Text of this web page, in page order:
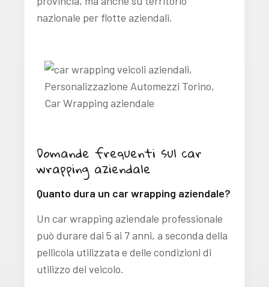
nazionale per flotte aziendali.
Domande frequenti sul car
wrapping aziendale
Quanto dura un car wrapping aziendale?
Un car wrapping aziendale professionale
può durare dai 5 ai 7 anni, a seconda della
pellicola utilizzata e delle condizioni di
utilizzo del veicolo.